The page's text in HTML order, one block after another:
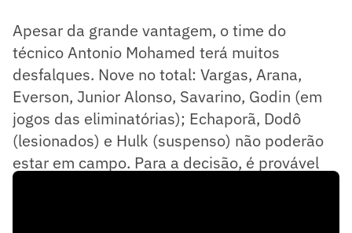
Apesar da grande vantagem, o time do
técnico Antonio Mohamed terá muitos
desfalques. Nove no total: Vargas, Arana,
Everson, Junior Alonso, Savarino, Godin (em
jogos das eliminatórias); Echaporã, Dodô
(lesionados) e Hulk (suspenso) não poderão
estar em campo. Para a decisão, é provável